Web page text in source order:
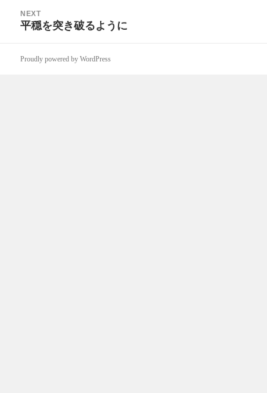
NEXT
Next
平穏を突き破るように
Proudly powered by WordPress